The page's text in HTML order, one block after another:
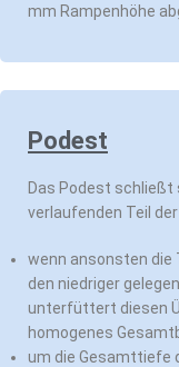
mm Rampenhöhe
Podest
Das Podest schließt
verlaufenden Teil
wenn ansonsten die
den niedriger
unterfüttert diesen
homogenes
um die Gesamttiefe